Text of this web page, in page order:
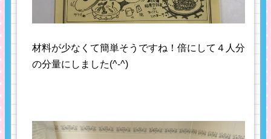
材料が少なくて簡単そうですね！倍にして４人分
の分量にしました(^-^)